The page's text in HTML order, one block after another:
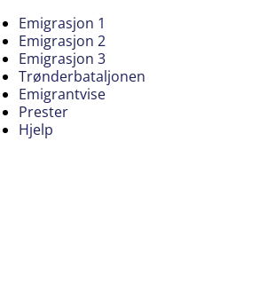
Emigrasjon 1
Emigrasjon 2
Emigrasjon 3
Trønderbataljonen
Emigrantvise
Prester
Hjelp